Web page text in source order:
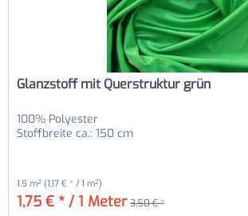
Glanzstoff mit Querstruktur grün
100% Polyester
Stoffbreite ca.: 150 cm
1.5 m² (1,17 € * / 1 m²)
1,75 € * / 1 Meter 3,50 € *